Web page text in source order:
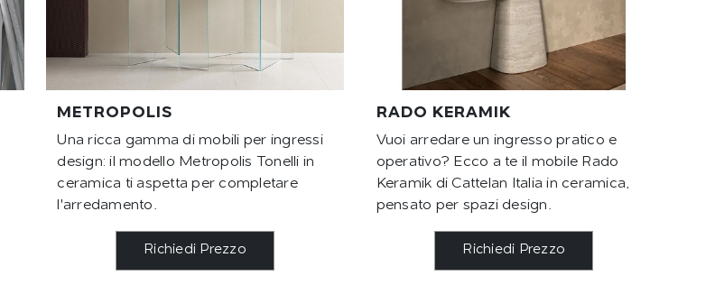
METROPOLIS
Una ricca gamma di mobili per ingressi
design: il modello Metropolis Tonelli in
ceramica ti aspetta per completare
l'arredamento.
Richiedi Prezzo
RADO KERAMIK
Vuoi arredare un ingresso pratico e
operativo? Ecco a te il mobile Rado
Keramik di Cattelan Italia in ceramica,
pensato per spazi design.
Richiedi Prezzo